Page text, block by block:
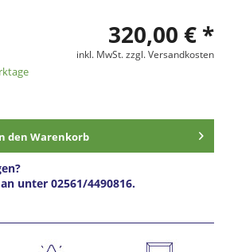
320,00 € *
inkl. MwSt.zzgl. Versandkosten
den Warenkorb
unter 02561/4490816.